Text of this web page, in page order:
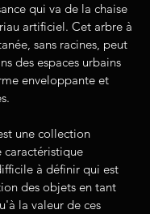
qui va de la chaise
artificiel. Cet arbre à
sans racines, peut
des espaces urbains
enveloppante et
une collection
caractéristique
à définir qui est
des objets en tant
la valeur de ces